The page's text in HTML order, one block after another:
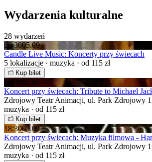
Wydarzenia kulturalne
28 wydarzeń
16:3005.09
Candle Live Music: Koncerty przy świecach
5 lokalizacje · muzyka · od 115 zł
Kup bilet
16:3005.09
Koncert przy świecach: Tribute to Michael
Zdrojowy Teatr Animacji, ul. Park Zdrojowy
muzyka · od 115 zł
Kup bilet
18:3005.09
Koncert przy świecach: Muzyka filmowa -
Zdrojowy Teatr Animacji, ul. Park Zdrojowy
muzyka · od 115 zł